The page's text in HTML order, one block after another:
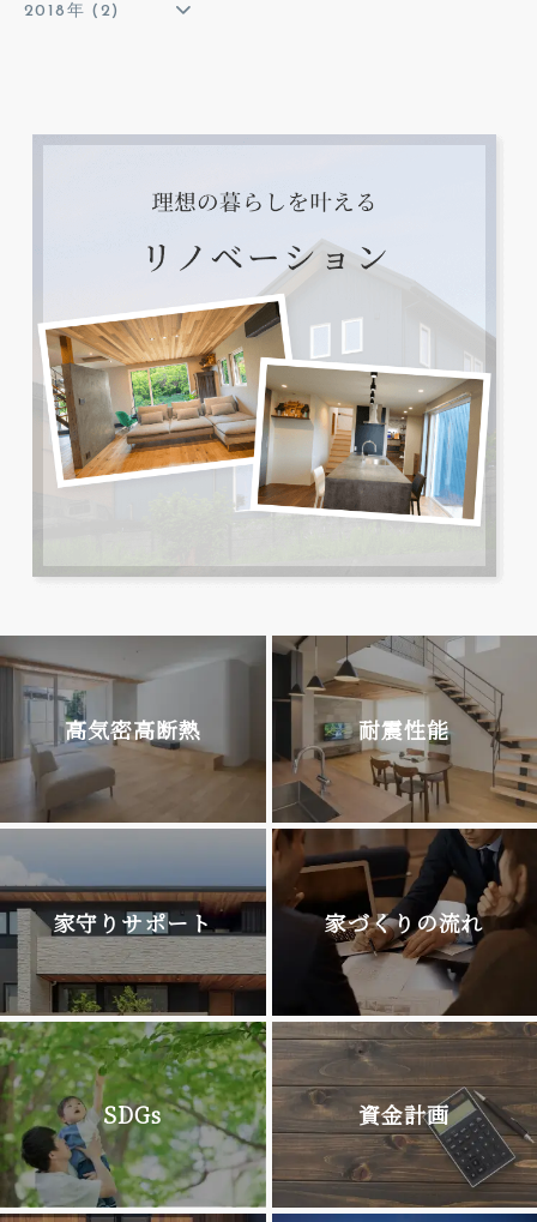
2018年 (2)
高気密高断熱 耐震性能
家守りサポート 家づくりの流れ
SDGs 資金計画